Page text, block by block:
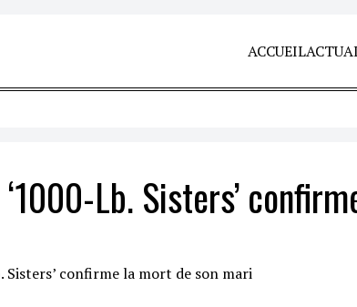
ACCUEIL
Lb. Sisters’